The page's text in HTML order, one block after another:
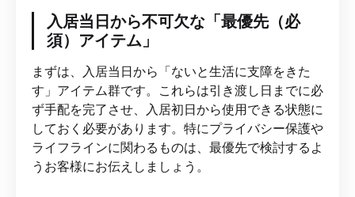
入居当日から不可欠な「最優先（必
須）アイテム」
まずは、入居当日から「ないと生活に支障をきた
す」アイテム群です。これらは引き渡し日までに必
ず手配を完了させ、入居初日から使用できる状態に
しておく必要があります。特にプライバシー保護や
ライフラインに関わるものは、最優先で検討するよ
うお客様にお伝えしましょう。